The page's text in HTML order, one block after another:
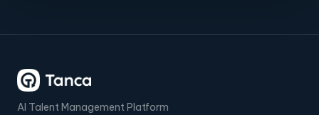
AI Talent Management Platform